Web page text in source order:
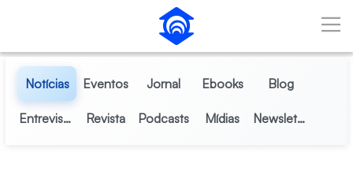
Pular para o Conteúdo principal
Notícias Eventos Jornal Ebooks Blog
Entrevistas Revista Podcasts Mídias Newsletter